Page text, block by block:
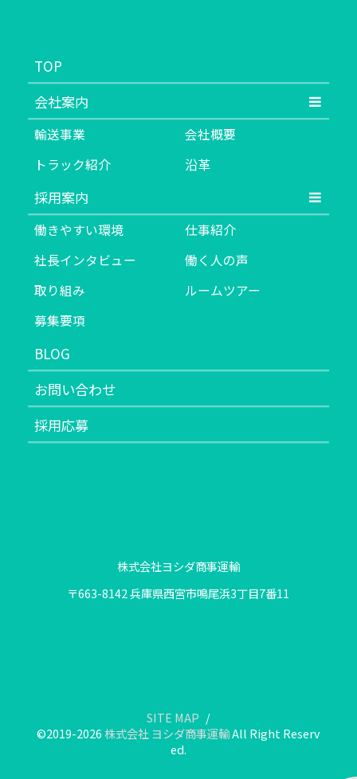
TOP
会社案内
輸送事業
会社概要
トラック紹介
沿革
採用案内
働きやすい環境
仕事紹介
社長インタビュー
働く人の声
取り組み
ルームツアー
募集要項
BLOG
お問い合わせ
採用応募
株式会社ヨシダ商事運輸
〒663-8142 兵庫県西宮市鳴尾浜3丁目7番11
SITE MAP
©2019-2026株式会社 ヨシダ商事運輸All Right Reserv
ed.